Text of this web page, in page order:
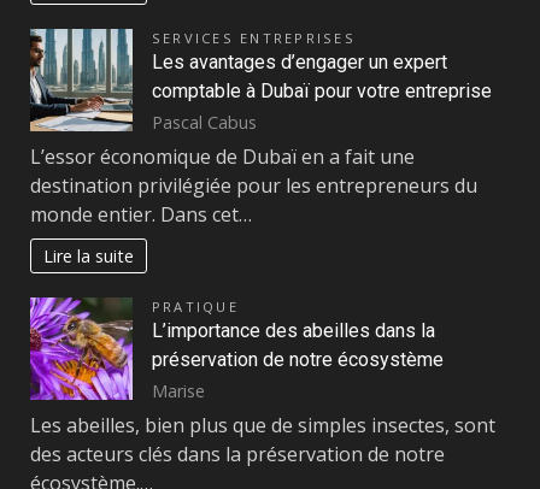
SERVICES ENTREPRISES
Les avantages d’engager un expert
comptable à Dubaï pour votre entreprise
Pascal Cabus
L’essor économique de Dubaï en a fait une
destination privilégiée pour les entrepreneurs du
monde entier. Dans cet…
Lire la suite
PRATIQUE
L’importance des abeilles dans la
préservation de notre écosystème
Marise
Les abeilles, bien plus que de simples insectes, sont
des acteurs clés dans la préservation de notre
écosystème.…